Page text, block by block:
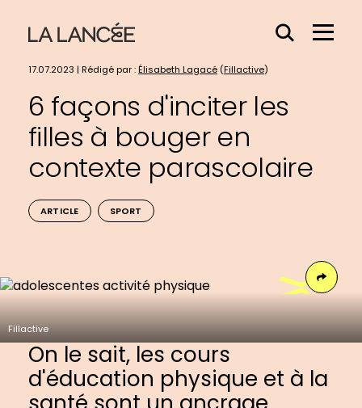
Effacer
champs
Menu
17.07.2023 | Rédigé par :Élisabeth Lagacé (Fillactive)
6 façons d'inciter les
filles à bouger en
contexte parascolaire
ARTICLE SPORT
Fillactive
On le sait, les cours
d'éducation physique et à la